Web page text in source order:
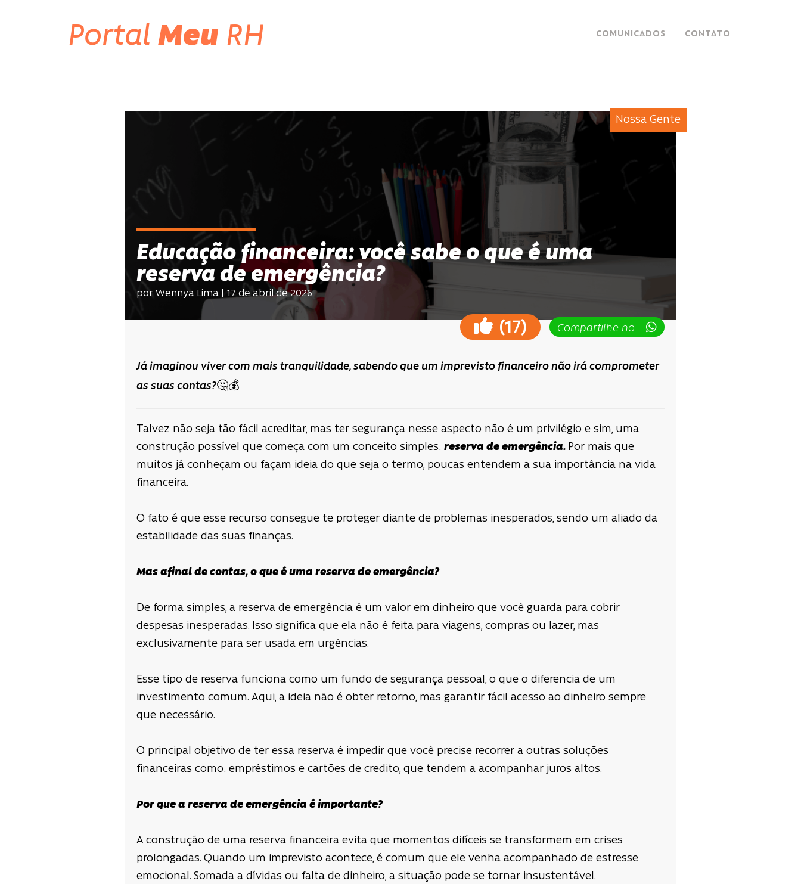
Portal Meu RH COMUNICADOS CONTATO
Nossa Gente
Educação financeira: você sabe o que é uma
reserva de emergência?
por Wennya Lima | 17 de abril de 2026
Compartilhe no
(17)
Já imaginou viver com mais tranquilidade, sabendo que um imprevisto financeiro não irá comprometer
as suas contas?🤔💰
Talvez não seja tão fácil acreditar, mas ter segurança nesse aspecto não é um privilégio e sim, uma
construção possível que começa com um conceito simples: reserva de emergência. Por mais que
muitos já conheçam ou façam ideia do que seja o termo, poucas entendem a sua importância na vida
financeira.
O fato é que esse recurso consegue te proteger diante de problemas inesperados, sendo um aliado da
estabilidade das suas finanças.
Mas afinal de contas, o que é uma reserva de emergência?
De forma simples, a reserva de emergência é um valor em dinheiro que você guarda para cobrir
despesas inesperadas. Isso significa que ela não é feita para viagens, compras ou lazer, mas
exclusivamente para ser usada em urgências.
Esse tipo de reserva funciona como um fundo de segurança pessoal, o que o diferencia de um
investimento comum. Aqui, a ideia não é obter retorno, mas garantir fácil acesso ao dinheiro sempre
que necessário.
O principal objetivo de ter essa reserva é impedir que você precise recorrer a outras soluções
financeiras como: empréstimos e cartões de credito, que tendem a acompanhar juros altos.
Por que a reserva de emergência é importante?
A construção de uma reserva financeira evita que momentos difíceis se transformem em crises
prolongadas. Quando um imprevisto acontece, é comum que ele venha acompanhado de estresse
emocional. Somada a dívidas ou falta de dinheiro, a situação pode se tornar insustentável.